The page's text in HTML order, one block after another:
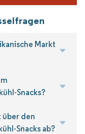
Markt
Snacks?
über den
Snacks ab?